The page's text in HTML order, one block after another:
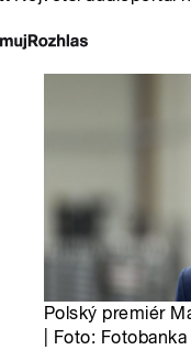
Polský premiér
| Foto: